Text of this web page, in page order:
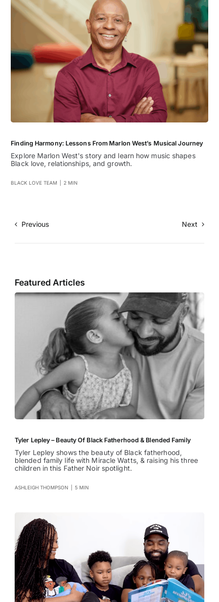
Finding Harmony: Lessons From Marlon West’s Musical Journey
Explore Marlon West's story and learn how music shapes
Black love, relationships, and growth.
BLACK LOVE TEAM 2 MIN
Previous Next
Featured Articles
Tyler Lepley – Beauty Of Black Fatherhood & Blended Family
Tyler Lepley shows the beauty of Black fatherhood,
blended family life with Miracle Watts, & raising his three
children in this Father Noir spotlight.
ASHLEIGH THOMPSON 5 MIN